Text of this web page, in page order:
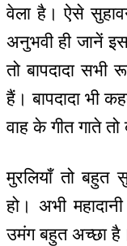
वेला है। ऐसे
अनुभवी ही जानें
तो बापदादा सभी
हैं। बापदादा भी
वाह के गीत गाते तो
मुरलियाँ तो
हो। अभी
उमंग बहुत अच्छा